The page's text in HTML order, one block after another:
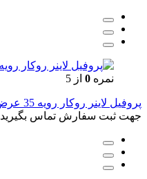
نمره 0 از 5
پروفیل لاینر روکار رویه 35 عرض 85 میلی‌متر کد 9
جهت ثبت سفارش تماس بگیرید